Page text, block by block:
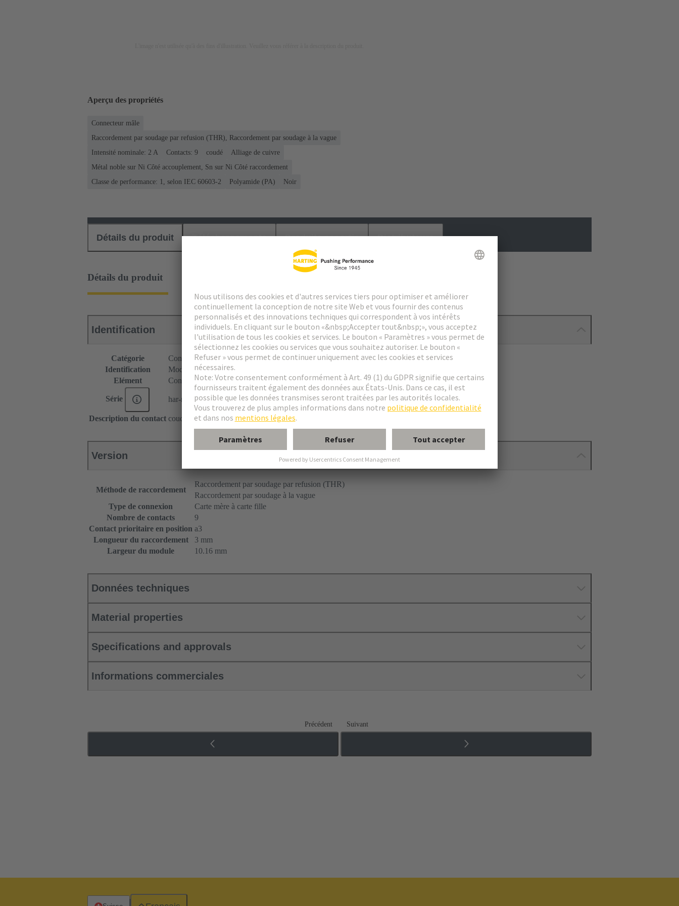
Aperçu des propriétés
Connecteur mâle
Raccordement par soudage par refusion (THR), Raccordement par soudage à la vague
Intensité nominale: ‌2 A
Contacts: 9 coudé
Alliage de cuivre
Métal noble sur Ni Côté accouplement, Sn sur Ni Côté raccordement
Classe de performance: 1, selon IEC 60603-2
Polyamide (PA) Noir
Détails du produit Téléchargements Produits assortis Distributeurs
Détails du produit
Identification
Catégorie
Connecteurs
Identification
Module C9
Elément
Connecteur mâle
Série har-modular®
Description du contact coudé
Version
Méthode de raccordement
Raccordement par soudage par refusion (THR)
Raccordement par soudage à la vague
Type de connexion
Carte mère à carte fille
Nombre de contacts
9
Contact prioritaire en position a3
Longueur du raccordement
3 mm
Largeur du module
10.16 mm
Données techniques
Material properties
Specifications and approvals
Informations commerciales
Précédent Suivant